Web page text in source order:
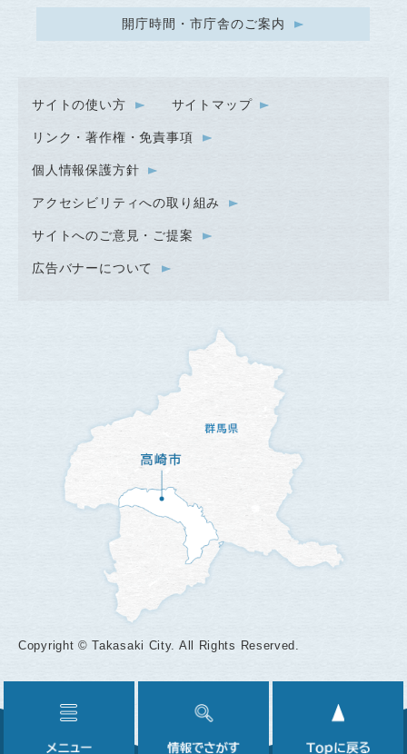
開庁時間・市庁舎のご案内
サイトの使い方 サイトマップ
リンク・著作権・免責事項
個人情報保護方針
アクセシビリティへの取り組み
サイトへのご意見・ご提案
広告バナーについて
Copyright © Takasaki City. All Rights Reserved.